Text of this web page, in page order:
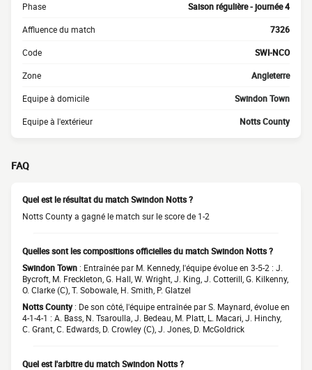
Phase Saison régulière - journée 4
Affluence du match 7326
Code SWI-NCO
Zone Angleterre
Equipe à domicile Swindon Town
Equipe à l'extérieur Notts County
FAQ
Quel est le résultat du match Swindon Notts ?
Notts County a gagné le match sur le score de 1-2
Quelles sont les compositions officielles du match Swindon Notts ?
Swindon Town : Entraînée par M. Kennedy, l'équipe évolue en 3-5-2 : J.
Bycroft, M. Freckleton, G. Hall, W. Wright, J. King, J. Cotterill, G. Kilkenny,
O. Clarke (C), T. Sobowale, H. Smith, P. Glatzel
Notts County: De son côté, l'équipe entraînée par S. Maynard, évolue en
4-1-4-1 : A. Bass, N. Tsaroulla, J. Bedeau, M. Platt, L. Macari, J. Hinchy,
C. Grant, C. Edwards, D. Crowley (C), J. Jones, D. McGoldrick
Quel est l'arbitre du match Swindon Notts ?